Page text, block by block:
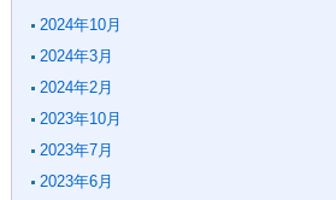
2024年10月
2024年3月
2024年2月
2023年10月
2023年7月
2023年6月